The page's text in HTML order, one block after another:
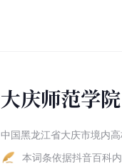
大庆师范学院
中国黑龙江省大庆市境内
本词条依据抖音百科